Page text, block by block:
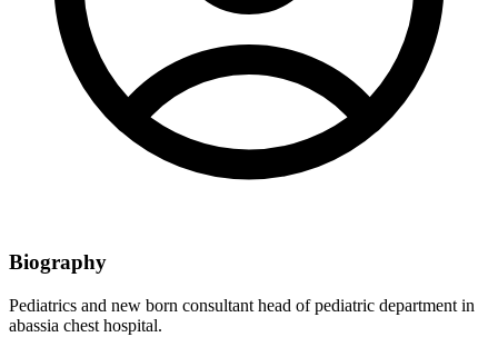
Biography
Pediatrics and new born consultant head of pediatric department in
abassia chest hospital.